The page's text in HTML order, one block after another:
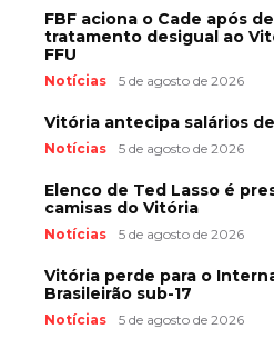
FBF aciona o Cade após
tratamento desigual ao
FFU
Notícias 5 de agosto de 2026
Vitória antecipa salários
Notícias 5 de agosto de 2026
Elenco de Ted Lasso é
camisas do Vitória
Notícias 5 de agosto de 2026
Vitória perde para o
Brasileirão sub-17
Notícias 5 de agosto de 2026